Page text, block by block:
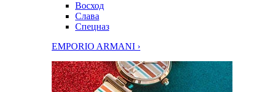
Восход
Слава
Спецназ
EMPORIO ARMANI ›